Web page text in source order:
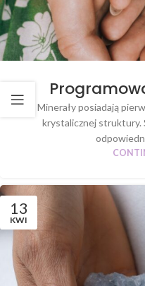
Minerały posiadają
krystalicznej struktury.
13
KWI